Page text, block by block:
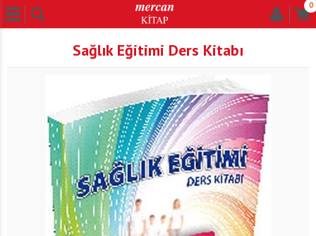
0
Sağlık Eğitimi Ders Kitabı